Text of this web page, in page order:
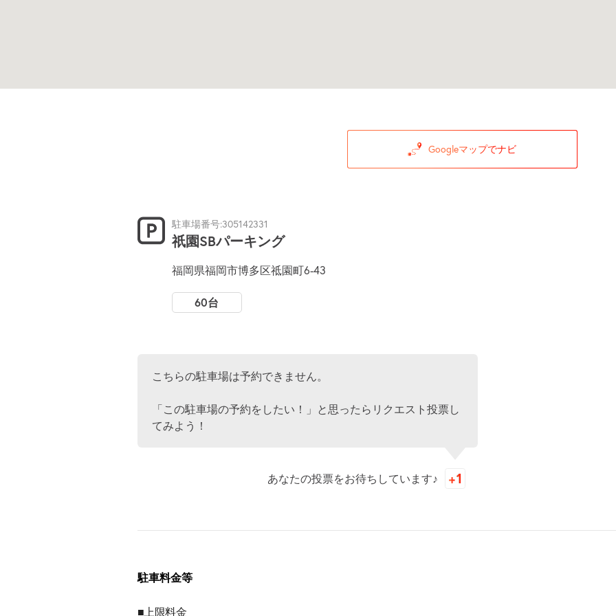
Googleマップでナビ
駐車場番号:305142331
祇園SBパーキング
福岡県福岡市博多区祗園町6-43
60台
こちらの駐車場は予約できません。
「この駐車場の予約をしたい！」と思ったらリクエスト投票し
てみよう！
あなたの投票をお待ちしています♪
駐車料金等
■上限料金